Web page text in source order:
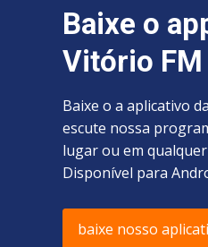
Baixe o
Vitório FM
Baixe o a aplicativo
escute nossa
lugar ou em
Disponível para
baixe nosso